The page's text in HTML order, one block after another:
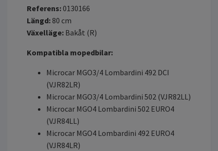
Referens:0130166
Längd: 80 cm
Växelläge: Bakåt (R)
Kompatibla mopedbilar:
Microcar MGO3/4 Lombardini 492 DCI
(VJR82LR)
Microcar MGO3/4 Lombardini 502 (VJR82LL)
Microcar MGO4 Lombardini 502 EURO4
(VJR84LL)
Microcar MGO4 Lombardini 492 EURO4
(VJR84LR)